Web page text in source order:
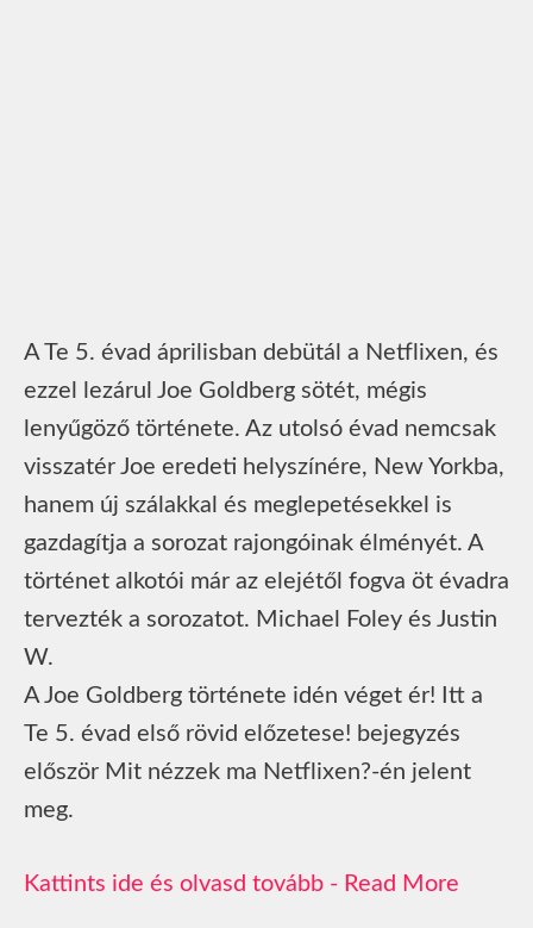
A Te 5. évad áprilisban debütál a Netflixen, és
ezzel lezárul Joe Goldberg sötét, mégis
lenyűgöző története. Az utolsó évad nemcsak
visszatér Joe eredeti helyszínére, New Yorkba,
hanem új szálakkal és meglepetésekkel is
gazdagítja a sorozat rajongóinak élményét. A
történet alkotói már az elejétől fogva öt évadra
tervezték a sorozatot. Michael Foley és Justin
W.
A Joe Goldberg története idén véget ér! Itt a
Te 5. évad első rövid előzetese! bejegyzés
először Mit nézzek ma Netflixen?-én jelent
meg.
Read More